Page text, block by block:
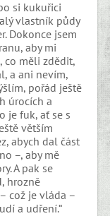
si kukuřici
vlastník půdy
Dokonce jsem
aby mi
co měli zdědit,
a ani nevím,
pořád ještě
úrocích a
je fuk, ať se s
větším
abych dal část
–, aby mě
A pak se
hrozně
což je vláda –
a udření.“